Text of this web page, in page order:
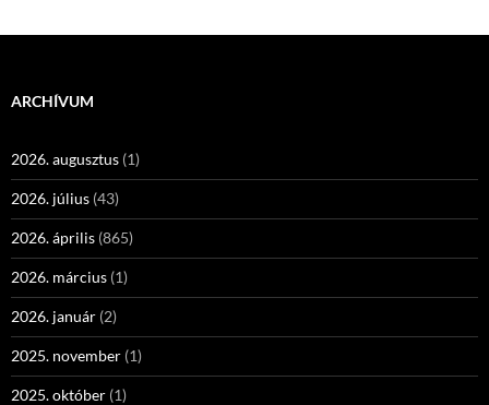
ARCHÍVUM
2026. augusztus (1)
2026. július (43)
2026. április (865)
2026. március (1)
2026. január (2)
2025. november (1)
2025. október (1)